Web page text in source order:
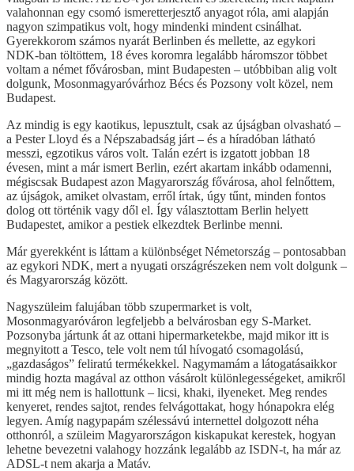
valahonnan egy csomó ismeretterjesztő anyagot róla, ami alapján
nagyon szimpatikus volt, hogy mindenki mindent csinálhat.
Gyerekkorom számos nyarát Berlinben és mellette, az egykori
NDK-ban töltöttem, 18 éves koromra legalább háromszor többet
voltam a német fővárosban, mint Budapesten – utóbbiban alig volt
dolgunk, Mosonmagyaróvárhoz Bécs és Pozsony volt közel, nem
Budapest.
Az mindig is egy kaotikus, lepusztult, csak az újságban olvasható –
a Pester Lloyd és a Népszabadság járt – és a híradóban látható
messzi, egzotikus város volt. Talán ezért is izgatott jobban 18
évesen, mint a már ismert Berlin, ezért akartam inkább odamenni,
mégiscsak Budapest azon Magyarország fővárosa, ahol felnőttem,
az újságok, amiket olvastam, erről írtak, úgy tűnt, minden fontos
dolog ott történik vagy dől el. Így választottam Berlin helyett
Budapestet, amikor a pestiek elkezdtek Berlinbe menni.
Már gyerekként is láttam a különbséget Németország – pontosabban
az egykori NDK, mert a nyugati országrészeken nem volt dolgunk –
és Magyarország között.
Nagyszüleim falujában több szupermarket is volt,
Mosonmagyaróváron legfeljebb a belvárosban egy S-Market.
Pozsonyba jártunk át az ottani hipermarketekbe, majd mikor itt is
megnyitott a Tesco, tele volt nem túl hívogató csomagolású,
„gazdaságos” feliratú termékekkel. Nagymamám a látogatásaikkor
mindig hozta magával az otthon vásárolt különlegességeket, amikről
mi itt még nem is hallottunk – licsi, khaki, ilyeneket. Meg rendes
kenyeret, rendes sajtot, rendes felvágottakat, hogy hónapokra elég
legyen. Amíg nagypapám szélessávú internettel dolgozott néha
otthonról, a szüleim Magyarországon kiskapukat kerestek, hogyan
lehetne bevezetni valahogy hozzánk legalább az ISDN-t, ha már az
ADSL-t nem akarja a Matáv.